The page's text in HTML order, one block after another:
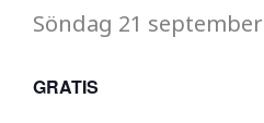
Söndag 21 september
GRATIS